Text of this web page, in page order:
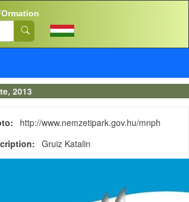
2013
http://www.nemzetipark.gov.hu/mnph
Gruiz Katalin